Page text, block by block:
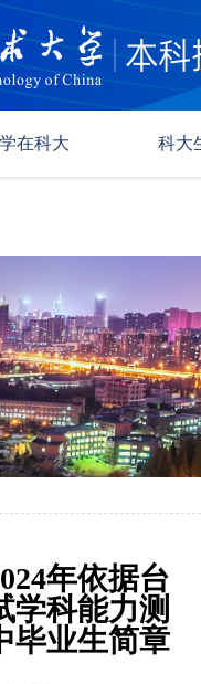
学在科大 科大
年依据台
学科能力测
毕业生简章